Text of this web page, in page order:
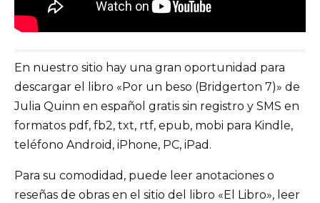
En nuestro sitio hay una gran oportunidad para
descargar el libro «Por un beso (Bridgerton 7)» de
Julia Quinn en español gratis sin registro y SMS en
formatos pdf, fb2, txt, rtf, epub, mobi para Kindle,
teléfono Android, iPhone, PC, iPad.
Para su comodidad, puede leer anotaciones o
reseñas de obras en el sitio del libro «El Libro», leer